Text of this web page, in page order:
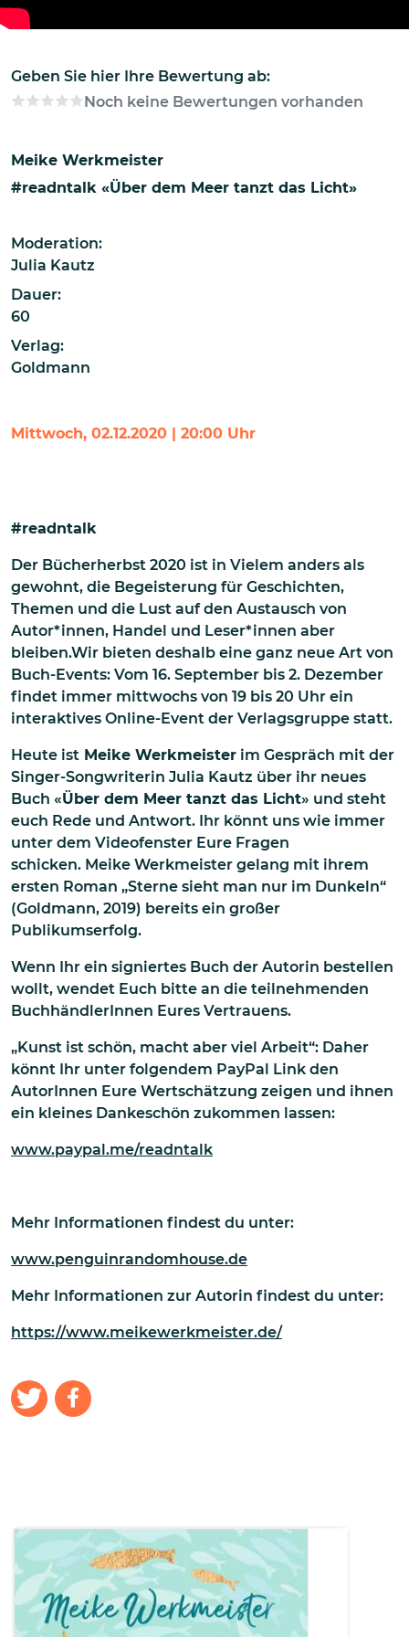
Geben Sie hier Ihre Bewertung ab:
Noch keine Bewertungen vorhanden
Meike Werkmeister
#readntalk «Über dem Meer tanzt das Licht»
Moderation:
Julia Kautz
Dauer:
60
Verlag:
Goldmann
Mittwoch, 02.12.2020 | 20:00 Uhr
#readntalk
Der Bücherherbst 2020 ist in Vielem anders als
gewohnt, die Begeisterung für Geschichten,
Themen und die Lust auf den Austausch von
Autor*innen, Handel und Leser*innen aber
bleiben.Wir bieten deshalb eine ganz neue Art von
Buch-Events: Vom 16. September bis 2. Dezember
findet immer mittwochs von 19 bis 20 Uhr ein
interaktives Online-Event der Verlagsgruppe statt.
Heute ist Meike Werkmeister im Gespräch mit der
Singer-Songwriterin Julia Kautz über ihr neues
Buch «Über dem Meer tanzt das Licht» und steht
euch Rede und Antwort. Ihr könnt uns wie immer
unter dem Videofenster Eure Fragen
schicken. Meike Werkmeister gelang mit ihrem
ersten Roman „Sterne sieht man nur im Dunkeln“
(Goldmann, 2019) bereits ein großer
Publikumserfolg.
Wenn Ihr ein signiertes Buch der Autorin bestellen
wollt, wendet Euch bitte an die teilnehmenden
BuchhändlerInnen Eures Vertrauens.
„Kunst ist schön, macht aber viel Arbeit“: Daher
könnt Ihr unter folgendem PayPal Link den
AutorInnen Eure Wertschätzung zeigen und ihnen
ein kleines Dankeschön zukommen lassen:
www.paypal.me/readntalk
Mehr Informationen findest du unter:
www.penguinrandomhouse.de
Mehr Informationen zur Autorin findest du unter:
https://www.meikewerkmeister.de/